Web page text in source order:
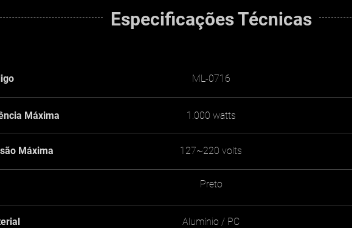
Especificações Técnicas
ML-0716
Máxima 1.000 watts
Máxima 127~220 volts
Preto
Alumínio / PC